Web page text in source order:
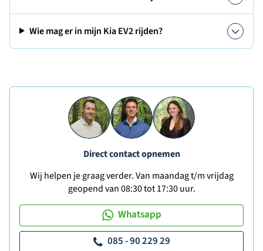
Wie mag er in mijn Kia EV2 rijden?
Direct contact opnemen
Wij helpen je graag verder. Van maandag t/m vrijdag
geopend van 08:30 tot 17:30 uur.
Whatsapp
085 - 90 229 29